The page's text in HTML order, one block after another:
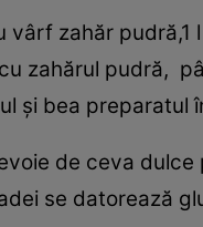
vârf zahăr
zahărul pudră,
şi bea preparatul
de ceva
se datorează